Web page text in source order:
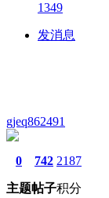
1349
发消息
gjeq862491
0
主题
742
帖子
2187
积分